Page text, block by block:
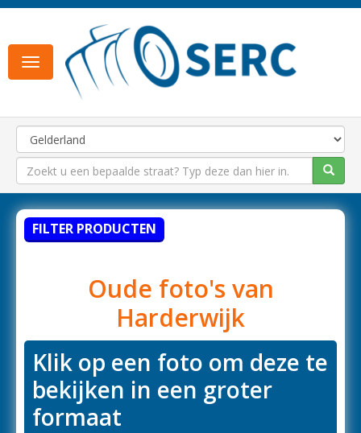
Toggle
navigation
FILTER PRODUCTEN
Oude foto's van
Harderwijk
Klik op een foto om deze te
bekijken in een groter
formaat